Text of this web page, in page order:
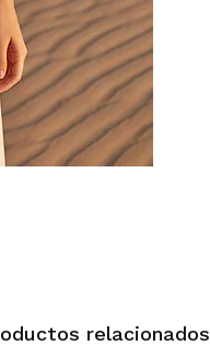
relacionados